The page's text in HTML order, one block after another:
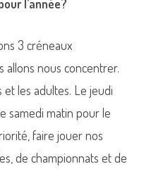
l’année?
3 créneaux
allons nous concentrer.
les adultes. Le jeudi
samedi matin pour le
faire jouer nos
de championnats et de